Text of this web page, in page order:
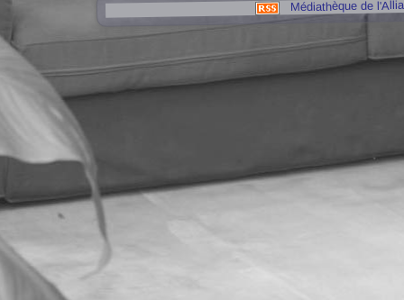
Médiathèque de